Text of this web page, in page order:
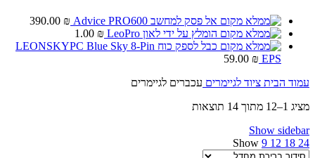
אל פסק למחשב Advice PRO600 390.00 ₪
הומלץ על ידי לאון LeoPro
1.00 ₪
כבל לספק כוח LEONSKYPC Blue Sky 8-Pin
EPS
59.00 ₪
עמוד הבית ציוד לגיימרים עכברים לגיימרים
מציג 1–12 מתוך 14 תוצאות
Show sidebar
Show 9 12 18 24